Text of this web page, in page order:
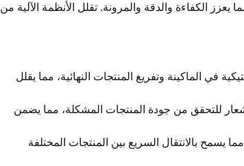
يعزز الكفاءة والدقة والمرونة. تقلل الأنظمة الآلية من
في الماكينة وتفريغ المنتجات النهائية، مما يقلل
للتحقق من جودة المنتجات المشكلة، مما يضمن
يسمح بالانتقال السريع بين المنتجات المختلفة